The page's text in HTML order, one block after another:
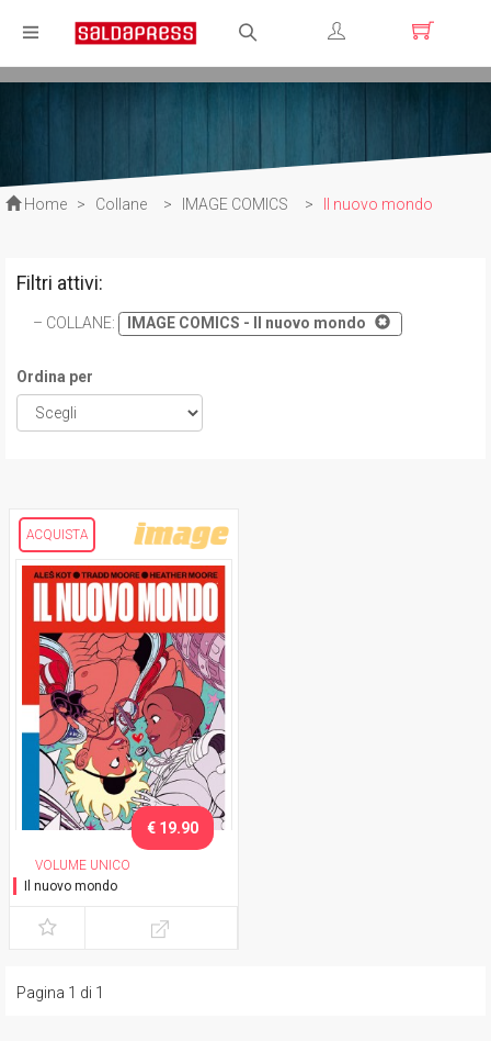
Registrati
Home > Collane > IMAGE COMICS > Il nuovo mondo
Filtri attivi:
COLLANE: IMAGE COMICS - Il nuovo mondo
Ordina per
ACQUISTA
VOLUME UNICO
Il nuovo mondo
€ 19.90
Pagina 1 di 1